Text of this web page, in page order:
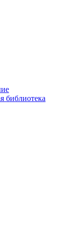
библиотека